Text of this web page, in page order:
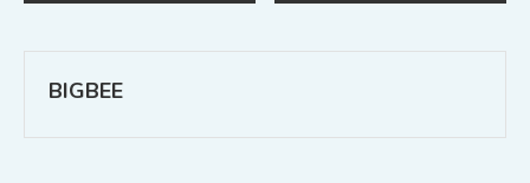
BIGBEE